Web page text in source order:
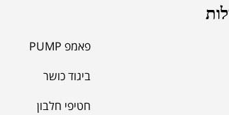
פאמפ PUMP
ביגוד כושר
חטיפי חלבון